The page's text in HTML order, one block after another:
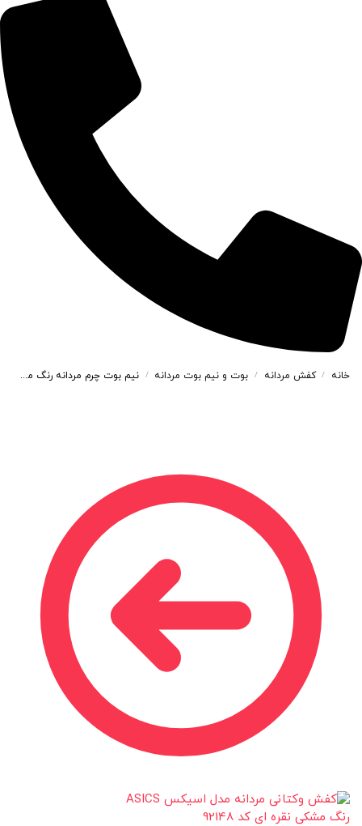
خانه / کفش مردانه / بوت و نیم بوت مردانه / نیم بوت چرم مردانه رنگ مشکی مدل چروک چلسی کشی کد 218